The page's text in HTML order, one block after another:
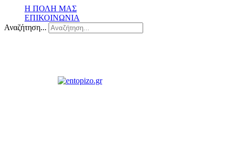
Η ΠΟΛΗ ΜΑΣ
ΕΠΙΚΟΙΝΩΝΙΑ
Αναζήτηση...